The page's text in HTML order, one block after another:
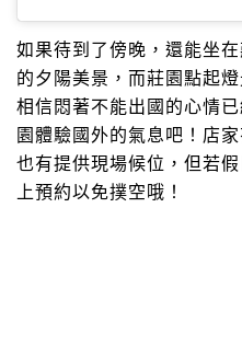
如果待到了傍晚，還能坐
的夕陽美景，而莊園點起
相信悶著不能出國的心情
園體驗國外的氣息吧！店
也有提供現場候位，但若
上預約以免撲空哦！